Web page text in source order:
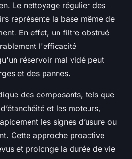
Le nettoyage régulier des
représente la base même de
En effet, un filtre obstrué
l'efficacité
réservoir mal vidé peut
et des pannes.
des composants, tels que
et les moteurs,
les signes d’usure ou
Cette approche proactive
et prolonge la durée de vie